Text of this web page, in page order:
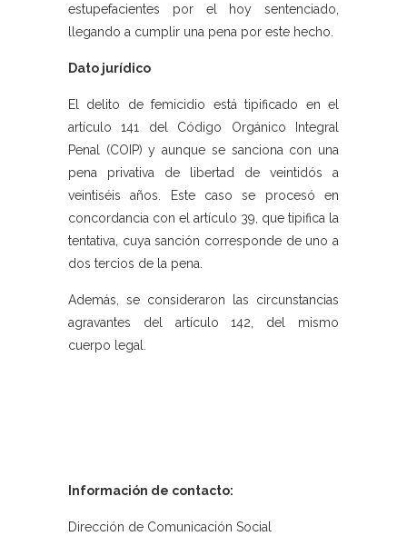
estupefacientes por el hoy sentenciado,
llegando a cumplir una pena por este hecho.
Dato jurídico
El delito de femicidio está tipificado en el
artículo 141 del Código Orgánico Integral
Penal (COIP) y aunque se sanciona con una
pena privativa de libertad de veintidós a
veintiséis años. Este caso se procesó en
concordancia con el artículo 39, que tipifica la
tentativa, cuya sanción corresponde de uno a
dos tercios de la pena.
Además, se consideraron las circunstancias
agravantes del artículo 142, del mismo
cuerpo legal.
Información de contacto:
Dirección de Comunicación Social